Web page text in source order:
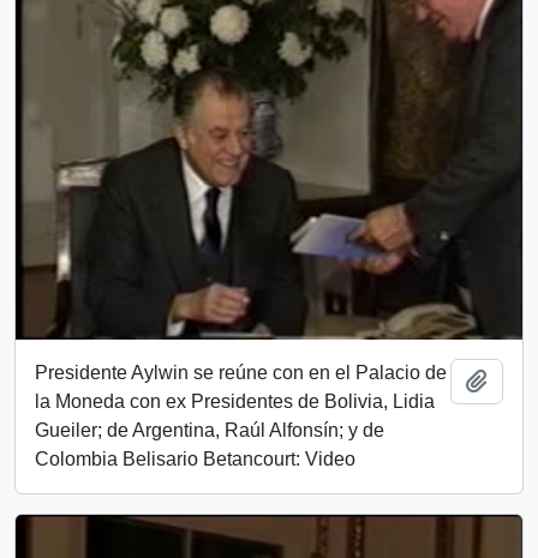
Presidente Aylwin se reúne con en el Palacio de
la Moneda con ex Presidentes de Bolivia, Lidia
Gueiler; de Argentina, Raúl Alfonsín; y de
Colombia Belisario Betancourt: Video